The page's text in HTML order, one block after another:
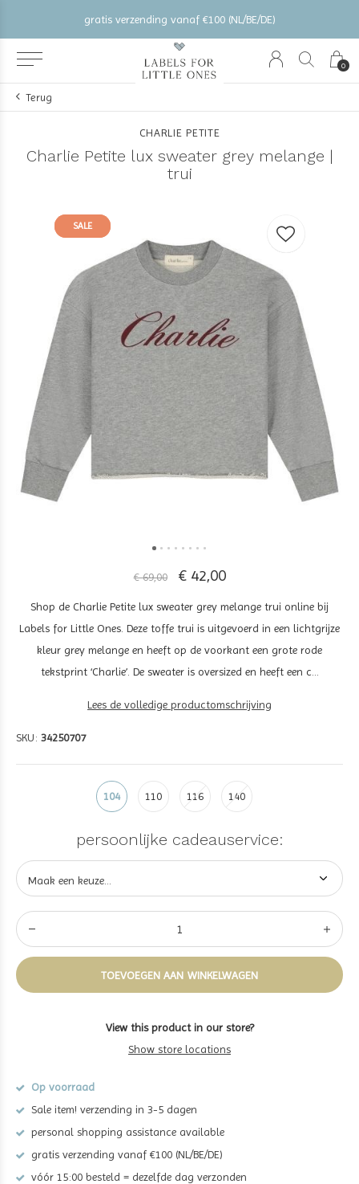
0
gratis verzending vanaf €100 (NL/BE/DE)
Terug
CHARLIE PETITE
Charlie Petite lux sweater grey melange |
trui
SALE
SALE
€ 69,00 € 42,00
Shop de Charlie Petite lux sweater grey melange trui online bij
Labels for Little Ones. Deze toffe trui is uitgevoerd in een lichtgrijze
kleur grey melange en heeft op de voorkant een grote rode
tekstprint ‘Charlie’. De sweater is oversized en heeft een c...
Lees de volledige productomschrijving
SKU: 34250707
104 110 116 140
persoonlijke cadeauservice:
TOEVOEGEN AAN WINKELWAGEN
View this product in our store?
Show store locations
Op voorraad
Sale item! verzending in 3-5 dagen
personal shopping assistance available
gratis verzending vanaf €100 (NL/BE/DE)
vóór 15:00 besteld = dezelfde dag verzonden